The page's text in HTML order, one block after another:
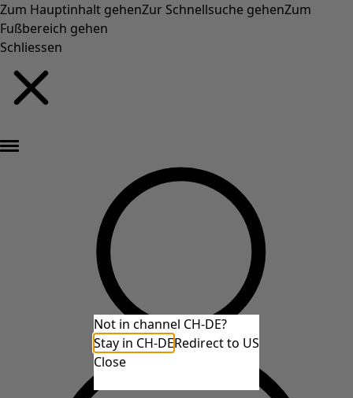
Zum Hauptinhalt gehenZur Schnellsuche gehenZum
Fußbereich gehen
Schliessen
Not in channel CH-DE?
Stay in CH-DERedirect to US
Close